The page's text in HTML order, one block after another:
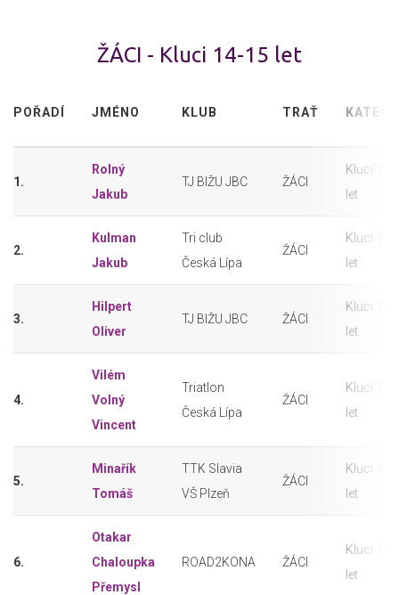
ŽÁCI - Kluci 14-15 let
POŘADÍ JMÉNO KLUB TRAŤ
1.
Rolný
Jakub
TJ BIŽU JBC ŽÁCI
Kluci 14-
let
2.
Kulman
Jakub
Tri club
Česká Lípa
ŽÁCI
Kluci 14-
let
3.
Hilpert
Oliver
TJ BIŽU JBC ŽÁCI
Kluci 14-
let
4.
Vilém
Volný
Vincent
Triatlon
Česká Lípa
ŽÁCI
Kluci 14-
let
5.
Minařík
Tomáš
TTK Slavia
VŠ Plzeň
ŽÁCI
Kluci 14-
let
6.
Otakar
Chaloupka
Přemysl
ROAD2KONA ŽÁCI
Kluci 14-
let